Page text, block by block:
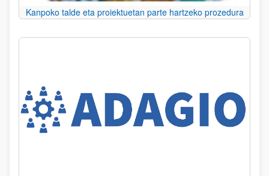
Kanpoko talde eta proiektuetan parte hartzeko prozedura